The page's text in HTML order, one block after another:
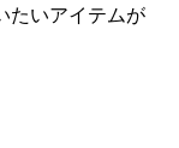
たいアイテムが